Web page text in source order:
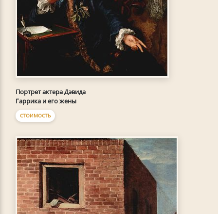
Портрет актера Дэвида
Гаррика и его жены
СТОИМОСТЬ